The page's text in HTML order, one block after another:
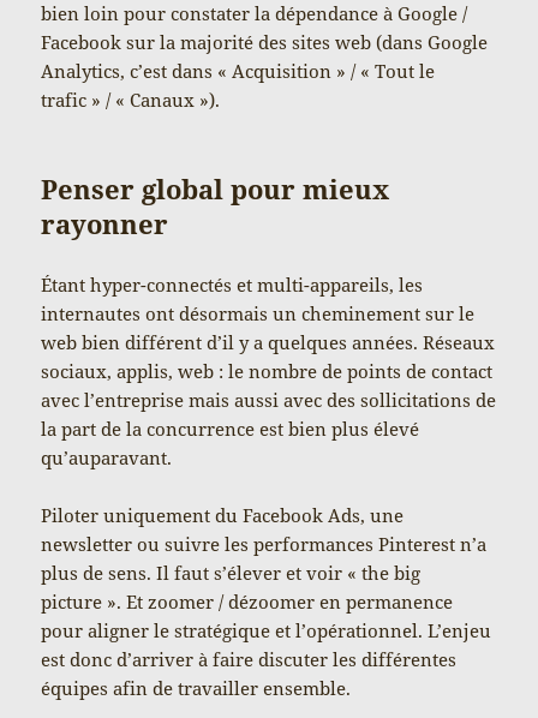
bien loin pour constater la dépendance à Google /
Facebook sur la majorité des sites web (dans Google
Analytics, c’est dans « Acquisition » / « Tout le
trafic » / « Canaux »).
Penser global pour mieux
rayonner
Étant hyper-connectés et multi-appareils, les
internautes ont désormais un cheminement sur le
web bien différent d’il y a quelques années. Réseaux
sociaux, applis, web : le nombre de points de contact
avec l’entreprise mais aussi avec des sollicitations de
la part de la concurrence est bien plus élevé
qu’auparavant.
Piloter uniquement du Facebook Ads, une
newsletter ou suivre les performances Pinterest n’a
plus de sens. Il faut s’élever et voir « the big
picture ». Et zoomer / dézoomer en permanence
pour aligner le stratégique et l’opérationnel. L’enjeu
est donc d’arriver à faire discuter les différentes
équipes afin de travailler ensemble.